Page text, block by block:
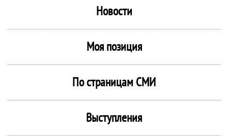
Новости
Моя позиция
По страницам СМИ
Выступления